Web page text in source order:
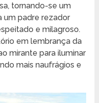
tornando-se um
um padre rezador
e milagroso.
em lembrança da
mirante para iluminar
mais naufrágios e